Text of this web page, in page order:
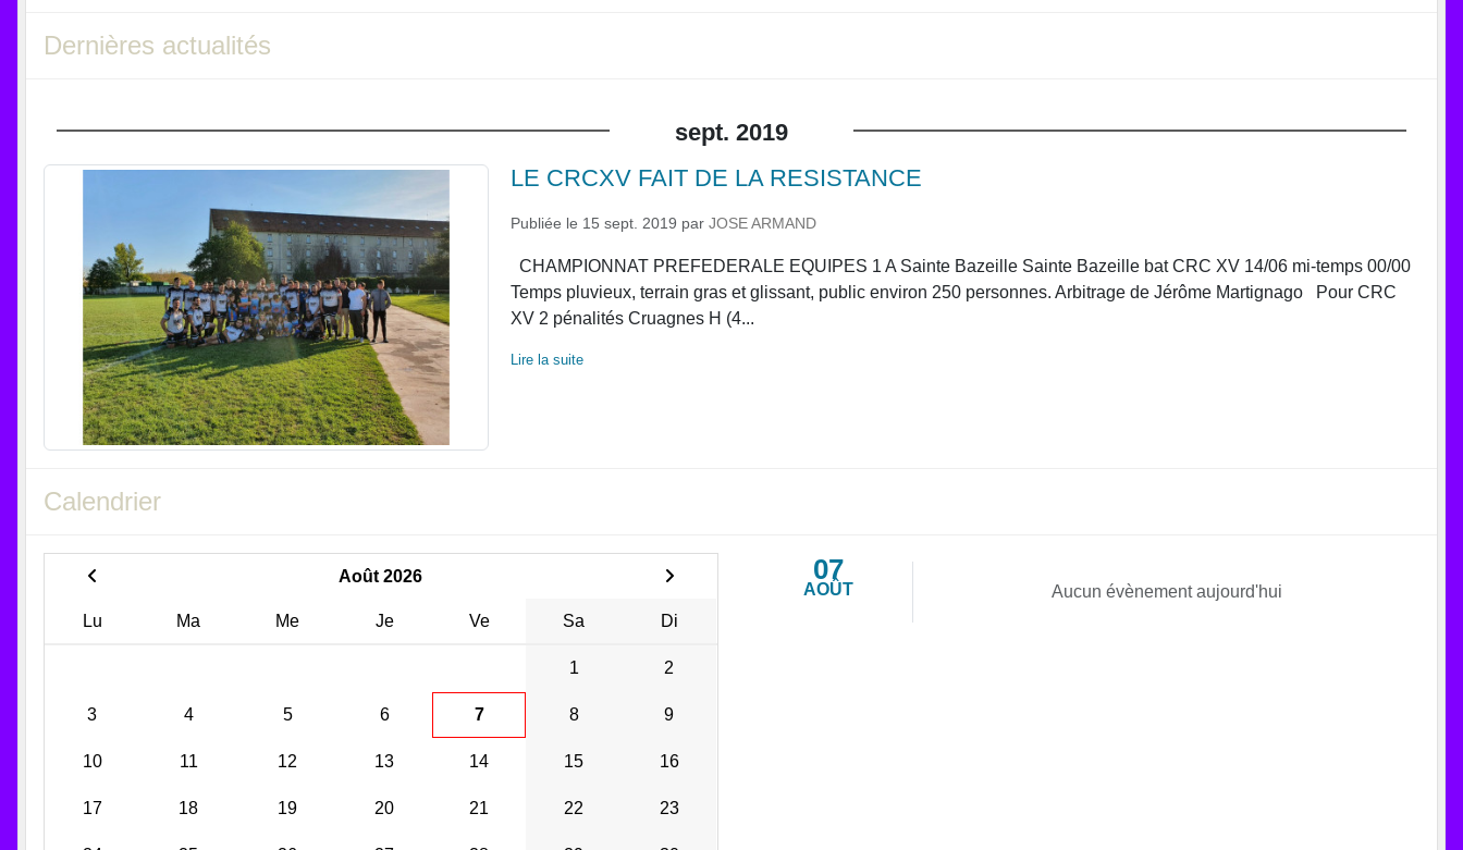
Dernières actualités
sept. 2019
LE CRCXV FAIT DE LA RESISTANCE
Publiée le 15 sept. 2019 parJOSE ARMAND
CHAMPIONNAT PREFEDERALE EQUIPES 1 A Sainte Bazeille Sainte Bazeille bat CRC XV 14/06 mi-temps 00/00
Temps pluvieux, terrain gras et glissant, public environ 250 personnes. Arbitrage de Jérôme Martignago Pour CRC
XV 2 pénalités Cruagnes H (4...
Lire la suite
Calendrier
Août 2026
Lu Ma Me Je Ve Sa Di
1 2
3 4 5 6 7 8 9
10 11 12 13 14 15 16
17 18 19 20 21 22 23
07
AOÛT Aucun évènement aujourd'hui